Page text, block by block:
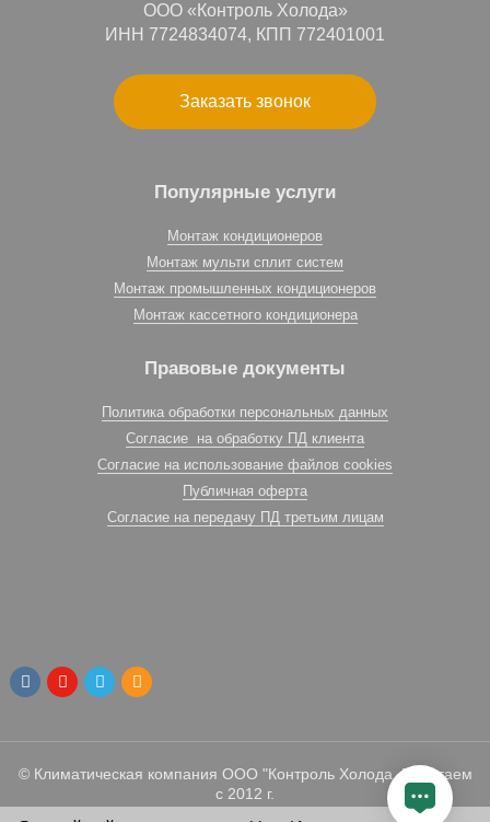
ООО «Контроль Холода»
ИНН 7724834074, КПП 772401001
Заказать звонок
Популярные услуги
Монтаж кондиционеров
Монтаж мульти сплит систем
Монтаж промышленных кондиционеров
Монтаж кассетного кондиционера
Правовые документы
Политика обработки персональных данных
Согласие на обработку ПД клиента
Согласие на использование файлов cookies
Публичная оферта
Согласие на передачу ПД третьим лицам
© Климатическая компания ООО "Контроль Холода. Работаем
с 2012 г.